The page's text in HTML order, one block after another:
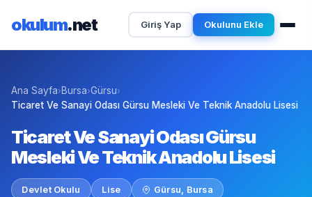
okulum.net Giriş Yap Okulunu Ekle
Ana Sayfa› Bursa›Gürsu›
Ticaret Ve Sanayi Odası Gürsu Mesleki Ve Teknik Anadolu Lisesi
Ticaret Ve Sanayi Odası Gürsu
Mesleki Ve Teknik Anadolu Lisesi
Devlet Okulu Lise Gürsu, Bursa